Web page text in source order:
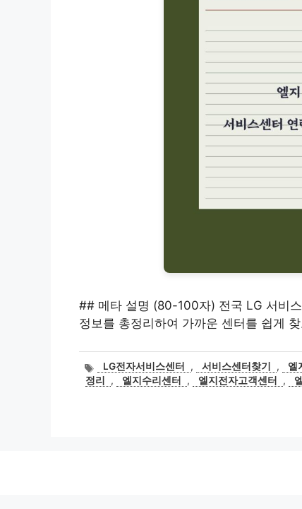
## 메타 설명 (80-100자) 전국 LG 서비
정보를 총정리하여 가까운 센터를 쉽게
태
그
LG전자서비스센터 , 서비스센터찾기 , 엘
정리
, 엘지수리센터 , 엘지전자고객센터 ,